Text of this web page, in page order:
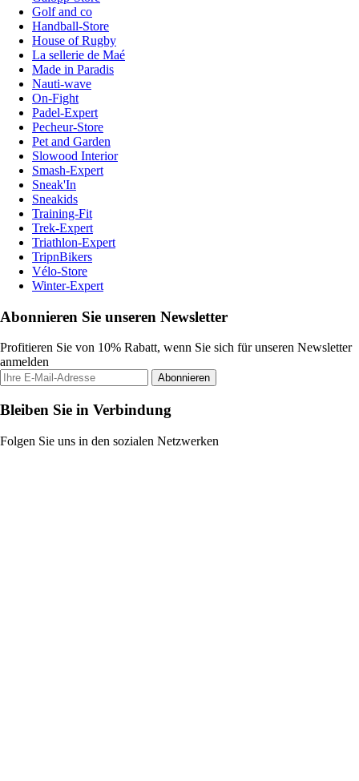
Golf and co
Handball-Store
House of Rugby
La sellerie de Maé
Made in Paradis
Nauti-wave
On-Fight
Padel-Expert
Pecheur-Store
Pet and Garden
Slowood Interior
Smash-Expert
Sneak'In
Sneakids
Training-Fit
Trek-Expert
Triathlon-Expert
TripnBikers
Vélo-Store
Winter-Expert
Abonnieren Sie unseren Newsletter
Profitieren Sie von 10% Rabatt, wenn Sie sich für unseren Newsletter
anmelden
Abonnieren
Bleiben Sie in Verbindung
Folgen Sie uns in den sozialen Netzwerken